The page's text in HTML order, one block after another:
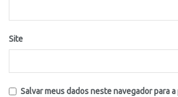
Site
Salvar meus dados neste navegador para